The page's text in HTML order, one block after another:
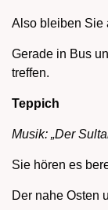
Also bleiben Sie
Gerade in Bus
treffen.
Teppich
Musik: „Der
Sie hören es
Der nahe Osten